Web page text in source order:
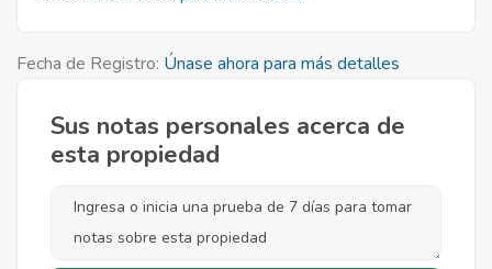
Fecha de Registro: Únase ahora para más detalles
Sus notas personales acerca de
esta propiedad